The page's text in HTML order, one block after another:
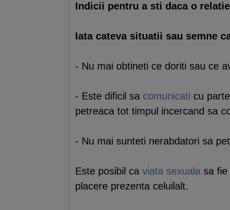
Indicii pentru a sti daca o
Iata cateva situatii sau semne
- Nu mai obtineti ce doriti sau ce
- Este dificil sa comunicati cu
petreaca tot timpul incercand sa
- Nu mai sunteti nerabdatori sa
Este posibil ca viata sexuala sa fie
placere prezenta celuilalt.